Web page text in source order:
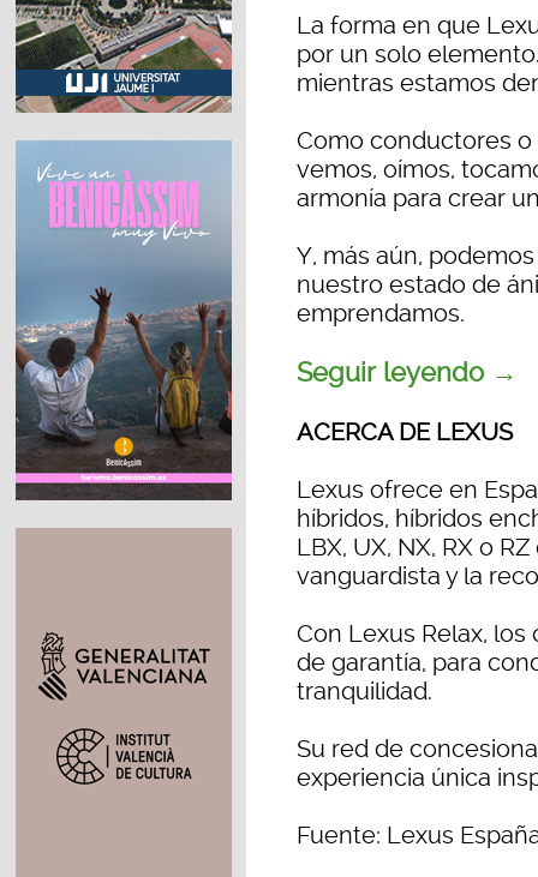
La forma en que
por un solo
mientras estamos
Como conductores
vemos, oímos,
armonía para crear
Y, más aún,
nuestro estado de
emprendamos.
Seguir leyendo →
ACERCA DE LEXUS
Lexus ofrece en
híbridos, híbridos
LBX, UX, NX, RX o
vanguardista y la
Con Lexus Relax,
de garantía, para
tranquilidad.
Su red de
experiencia única
Fuente: Lexus